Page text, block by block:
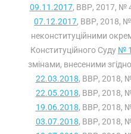
09.11.2017, ВВР, 2017, №
07.12.2017, ВВР, 2018,
неконституційними
Конституційного Суду №
змінами, внесеними
22.03.2018, ВВР, 2018,
22.05.2018, ВВР, 2018,
19.06.2018, ВВР, 2018,
03.07.2018, ВВР, 2018,